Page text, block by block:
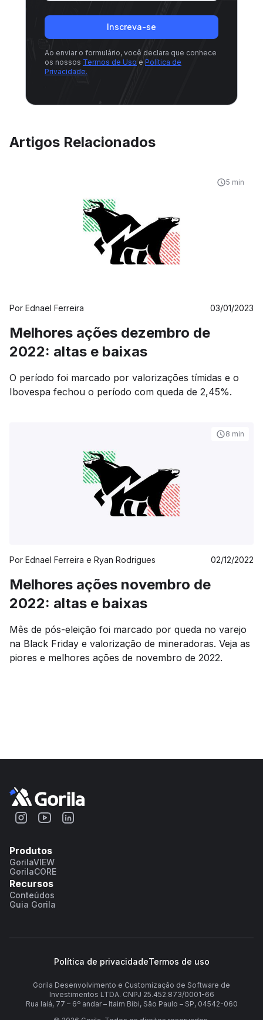
Inscreva-se
Ao enviar o formulário, você declara que conhece
os nossos Termos de Uso e Política de
Privacidade.
Artigos Relacionados
5 min
Por Ednael Ferreira 03/01/2023
Melhores ações dezembro de
2022: altas e baixas
O período foi marcado por valorizações tímidas e o
Ibovespa fechou o período com queda de 2,45%.
8 min
Por Ednael Ferreira e Ryan Rodrigues 02/12/2022
Melhores ações novembro de
2022: altas e baixas
Mês de pós-eleição foi marcado por queda no varejo
na Black Friday e valorização de mineradoras. Veja as
piores e melhores ações de novembro de 2022.
Produtos
GorilaVIEW
GorilaCORE
Recursos
Conteúdos
Guia Gorila
Política de privacidadeTermos de uso
Gorila Desenvolvimento e Customização de Software de
Investimentos LTDA. CNPJ 25.452.873/0001-66
Rua Iaiá, 77 – 6º andar – Itaim Bibi, São Paulo – SP, 04542-060